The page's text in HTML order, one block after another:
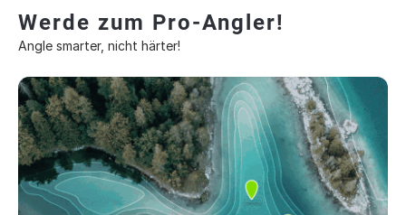
Werde zum Pro-Angler!
Angle smarter, nicht härter!